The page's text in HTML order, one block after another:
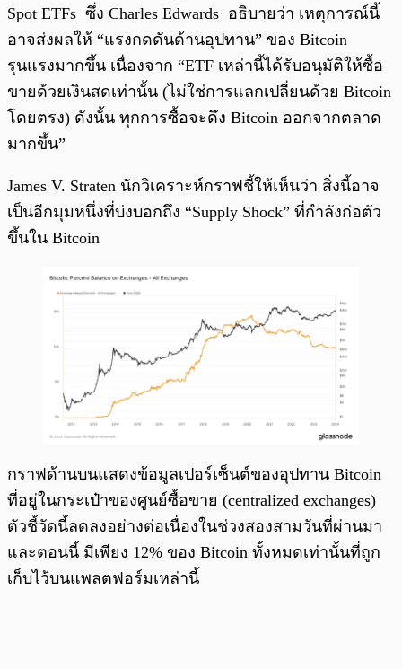
Spot ETFs ซึ่ง Charles Edwards อธิบายว่า เหตุการณ์นี้
อาจส่งผลให้ “แรงกดดันด้านอุปทาน” ของ Bitcoin
รุนแรงมากขึ้น เนื่องจาก “ETF เหล่านี้ได้รับอนุมัติให้ซื้อ
ขายด้วยเงินสดเท่านั้น (ไม่ใช่การแลกเปลี่ยนด้วย Bitcoin
โดยตรง) ดังนั้น ทุกการซื้อจะดึง Bitcoin ออกจากตลาด
มากขึ้น”
James V. Straten นักวิเคราะห์กราฟชี้ให้เห็นว่า สิ่งนี้อาจ
เป็นอีกมุมหนึ่งที่บ่งบอกถึง “Supply Shock” ที่กำลังก่อตัว
ขึ้นใน Bitcoin
กราฟด้านบนแสดงข้อมูลเปอร์เซ็นต์ของอุปทาน Bitcoin
ที่อยู่ในกระเป๋าของศูนย์ซื้อขาย (centralized exchanges)
ตัวชี้วัดนี้ลดลงอย่างต่อเนื่องในช่วงสองสามวันที่ผ่านมา
และตอนนี้ มีเพียง 12% ของ Bitcoin ทั้งหมดเท่านั้นที่ถูก
เก็บไว้บนแพลตฟอร์มเหล่านี้